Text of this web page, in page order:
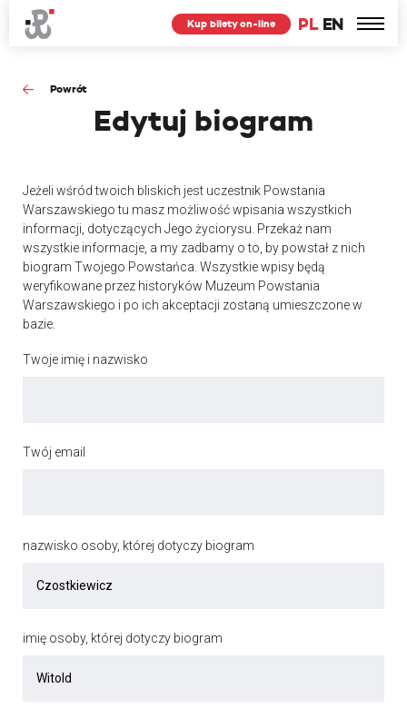
PL EN
Kup bilety on-line
Powrót
Edytuj biogram
Jeżeli wśród twoich bliskich jest uczestnik Powstania
Warszawskiego tu masz możliwość wpisania wszystkich
informacji, dotyczących Jego życiorysu. Przekaż nam
wszystkie informacje, a my zadbamy o to, by powstał z nich
biogram Twojego Powstańca. Wszystkie wpisy będą
weryfikowane przez historyków Muzeum Powstania
Warszawskiego i po ich akceptacji zostaną umieszczone w
bazie.
Twoje imię i nazwisko
Twój email
nazwisko osoby, której dotyczy biogram
imię osoby, której dotyczy biogram